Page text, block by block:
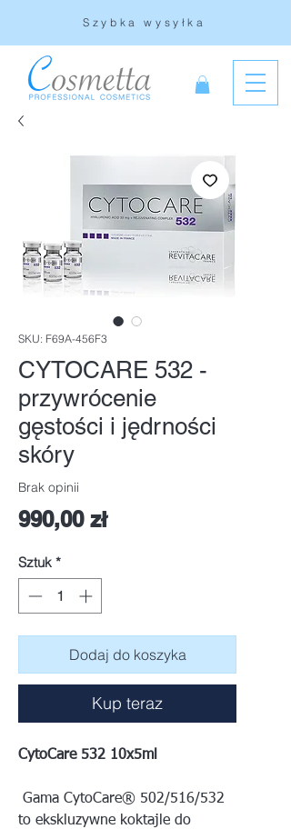
Szybka wysyłka
SKU: F69A-456F3
CYTOCARE 532 -
przywrócenie
gęstości i jędrności
skóry
Brak opinii
990,00 złCena
Sztuk *
Dodaj do koszyka
Kup teraz
CytoCare 532 10x5ml
Gama CytoCare® 502/516/532
to ekskluzywne koktajle do